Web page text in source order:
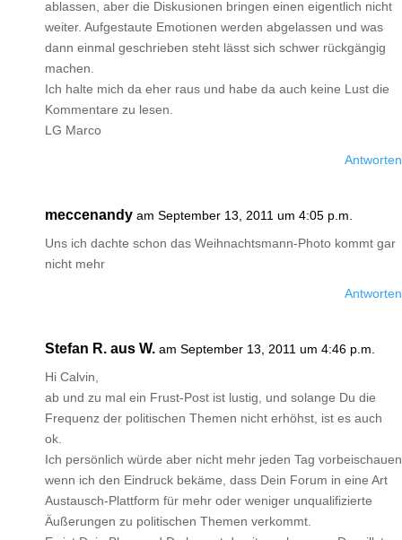
ablassen, aber die Diskusionen bringen einen eigentlich nicht
weiter. Aufgestaute Emotionen werden abgelassen und was
dann einmal geschrieben steht lässt sich schwer rückgängig
machen.
Ich halte mich da eher raus und habe da auch keine Lust die
Kommentare zu lesen.
LG Marco
Antworten
meccenandy am September 13, 2011 um 4:05 p.m.
Uns ich dachte schon das Weihnachtsmann-Photo kommt gar
nicht mehr
Antworten
Stefan R. aus W. am September 13, 2011 um 4:46 p.m.
Hi Calvin,
ab und zu mal ein Frust-Post ist lustig, und solange Du die
Frequenz der politischen Themen nicht erhöhst, ist es auch
ok.
Ich persönlich würde aber nicht mehr jeden Tag vorbeischauen
wenn ich den Eindruck bekäme, dass Dein Forum in eine Art
Austausch-Plattform für mehr oder weniger unqualifizierte
Äußerungen zu politischen Themen verkommt.